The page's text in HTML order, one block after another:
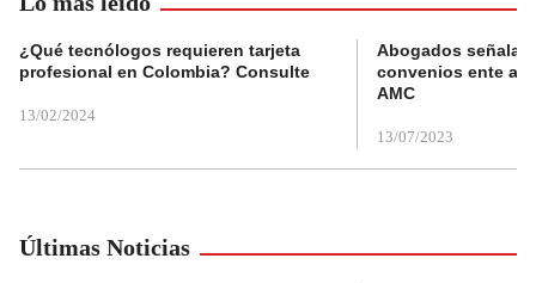
¿Qué tecnólogos requieren tarjeta
profesional en Colombia? Consulte
13/02/2024
Abogados
convenios ente
AMC
13/07/2023
Últimas Noticias